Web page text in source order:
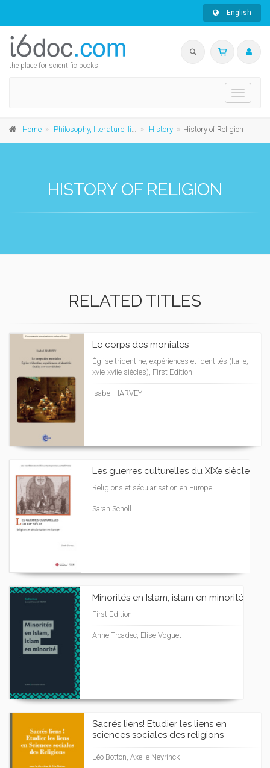
English
the place for scientific books
Toggle
Home Philosophy, literature, linguistics and history History History of Religion
HISTORY OF RELIGION
RELATED TITLES
Le corps des moniales
Église tridentine, expériences et identités (Italie,
xvie-xviie siècles), First Edition
Isabel HARVEY
Les guerres culturelles du XIXe siècle
Religions et sécularisation en Europe
Sarah Scholl
Minorités en Islam, islam en minorité
First Edition
Anne Troadec, Elise Voguet
Sacrés liens! Etudier les liens en
sciences sociales des religions
Léo Botton, Axelle Neyrinck